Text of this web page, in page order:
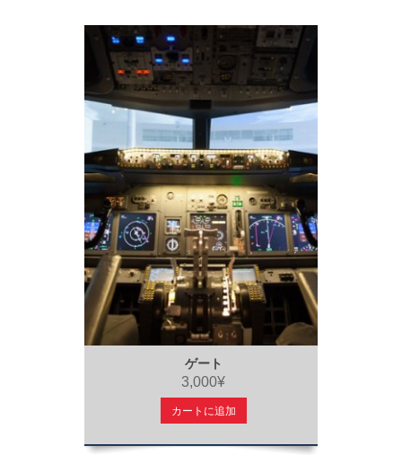
ゲート
3,000¥
カートに追加